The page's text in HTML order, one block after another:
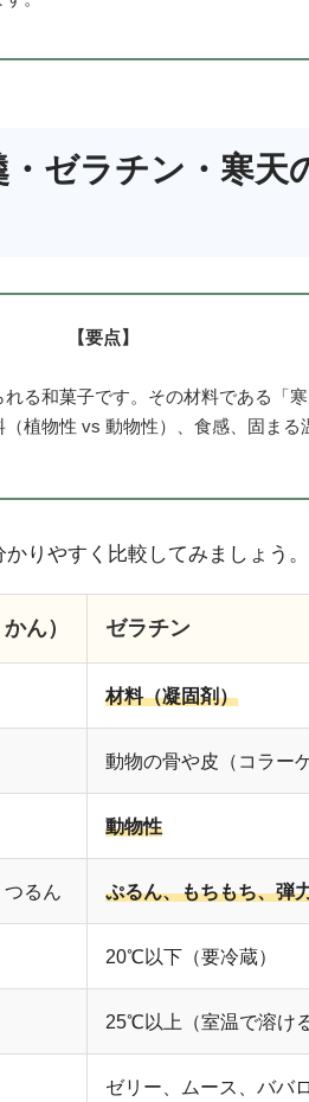
・ゼラチン・寒天
【要点】
る和菓子です。その材料である「
植物性 vs 動物性）、食感、固まる
りやすく比較してみましょう。
ん） ゼラチン
材料（凝固剤）
動物の骨や皮（コラーゲ
動物性
るん ぷるん、もちもち、弾
20℃以下（要冷蔵）
25℃以上（室温で溶ける
ゼリー、ムース、ババ